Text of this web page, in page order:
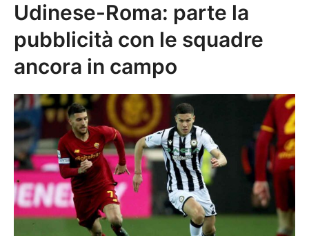
Udinese-Roma: parte la
pubblicità con le squadre
ancora in campo